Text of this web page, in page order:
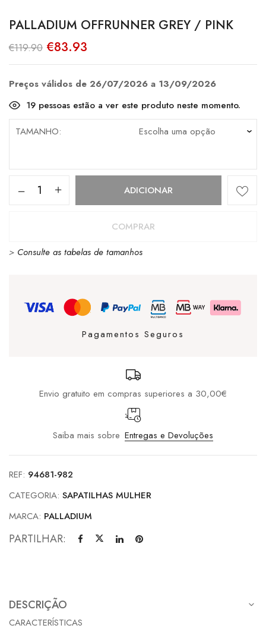
PALLADIUM OFFRUNNER GREY / PINK
€119.90 O
preço
original
€119.90.
€83.93
atual
€83.93.
Preços válidos de 26/07/2026 a 13/09/2026
19 pessoas estão a ver este produto neste momento.
TAMANHO
Quantidade
GREY
ADICIONAR
COMPRAR
> Consulte as tabelas de tamanhos
Pagamentos Seguros
Envio gratuito em compras superiores a 30,00€
Saiba mais sobre Entregas e Devoluções
REF: 94681-982
CATEGORIA: SAPATILHAS MULHER
MARCA: PALLADIUM
PARTILHAR:
DESCRIÇÃO
CARACTERÍSTICAS